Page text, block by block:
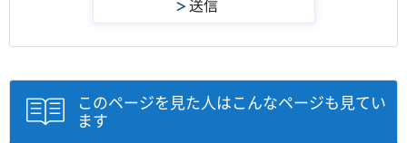
このページを見た人はこんなページも見てい
ます